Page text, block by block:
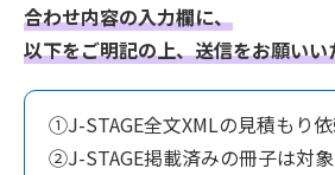
合わせ内容の入力欄に、
以下をご明記の上、送信をお願いい
①J-STAGE全文XMLの見積もり
②J-STAGE掲載済みの冊子は対